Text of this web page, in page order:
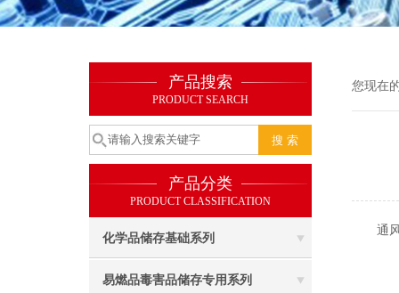
产品搜索
PRODUCT SEARCH
产品分类
PRODUCT CLASSIFICATION
化学品储存基础系列
易燃品毒害品储存专用系列
您现在
通风